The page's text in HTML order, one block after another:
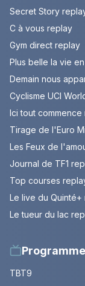
Secret Story
C à vous replay
Gym direct replay
Plus belle la vie
Demain nous
Cyclisme UCI
Ici tout commence
Tirage de l'Euro
Les Feux de
Journal de TF1
Top courses
Le live du Quinté+
Le tueur du lac
TBT9